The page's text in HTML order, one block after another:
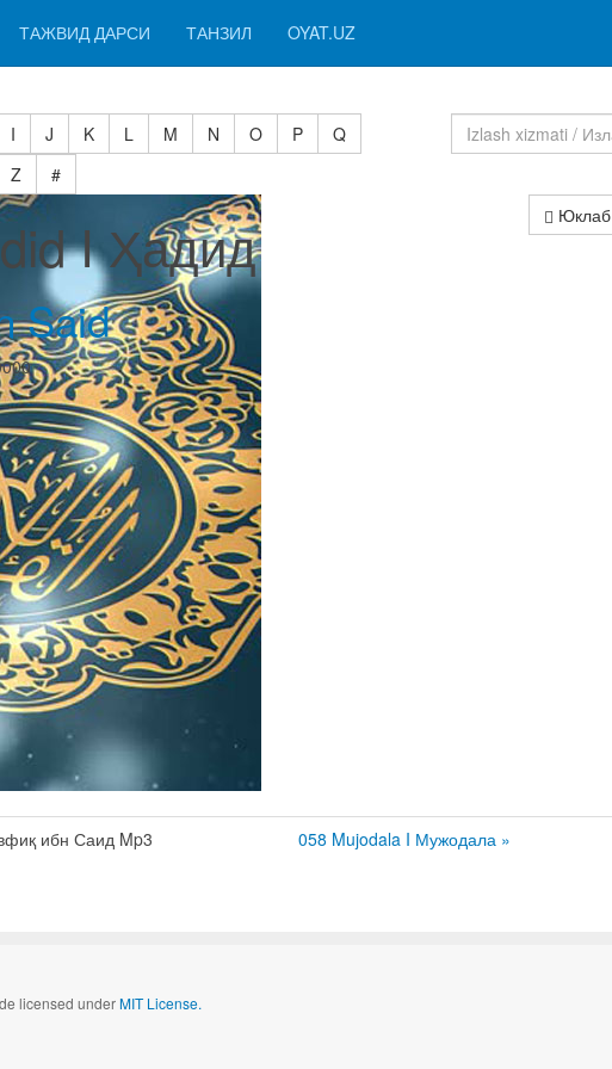
ТАЖВИД ДАРСИ ТАНЗИЛ OYAT.UZ
I J K L M N O P
Q
Z
#
I Ҳадид
Said
ибн Саид Mp3 058 Mujodala I Мужодала »
licensed underMIT License.